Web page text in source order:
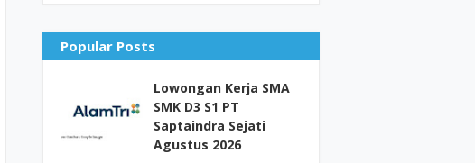
Popular Posts
Lowongan Kerja SMA
SMK D3 S1 PT
Saptaindra Sejati
Agustus 2026